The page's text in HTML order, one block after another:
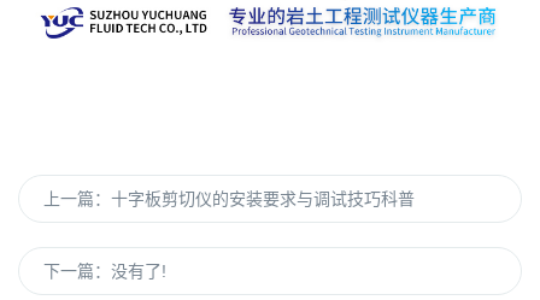
上一篇： 十字板剪切仪的安装要求与调试技巧科普
下一篇： 没有了!